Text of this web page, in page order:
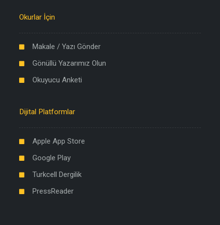
Okurlar İçin
Makale / Yazı Gönder
Gönüllü Yazarımız Olun
Okuyucu Anketi
Dijital Platformlar
Apple App Store
Google Play
Turkcell Dergilik
PressReader